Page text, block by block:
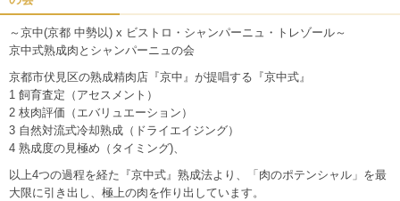
～京中(京都 中勢以) x ビストロ・シャンパーニュ・トレゾール～
京中式熟成肉とシャンパーニュの会
京都市伏見区の熟成精肉店『京中』が提唱する『京中式』
1 飼育査定（アセスメント）
2 枝肉評価（エバリュエーション）
3 自然対流式冷却熟成（ドライエイジング）
4 熟成度の見極め（タイミング)、
以上4つの過程を経た『京中式』熟成法より、「肉のポテンシャル」を最
大限に引き出し、極上の肉を作り出しています。